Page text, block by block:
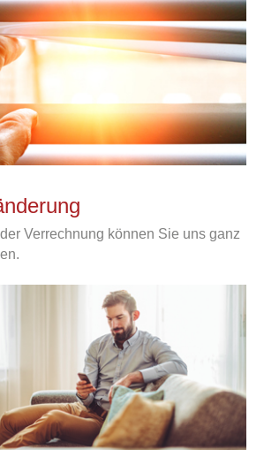
Verrechnung können Sie uns ganz